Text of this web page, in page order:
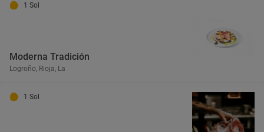
1 Sol
Moderna Tradición
Logroño, Rioja, La
1 Sol